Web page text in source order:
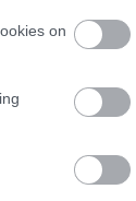
on